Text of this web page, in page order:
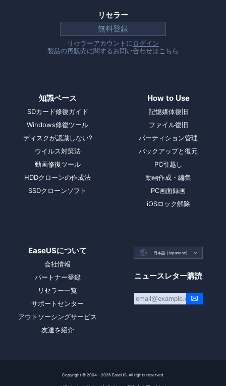
リセラー
無料登録
リセラーアカウントに ログイン
製品の再販売に関するお問い合わせは こちら
知識ベース
SDカード修復ガイド
Windows修復ツール
ディスクが認識しない?
ウイルス対策法
動画修復ツール
HDDクローンの作成法
SSDクローンソフト
How to Use
記憶媒体復旧
ファイル復旧
パーティション管理
バックアップと復元
PC引越し
動画作成・編集
PC画面録画
iOSロック解除
EaseUSについて
会社情報
パートナー登録
リセラー一覧
サポートセンター
アウトソーシングサービス
友達を紹介
 日本語 (Japanese) 
ニュースレター購読
Copyright © 2004 - 2026EaseUS. All rights reserved.